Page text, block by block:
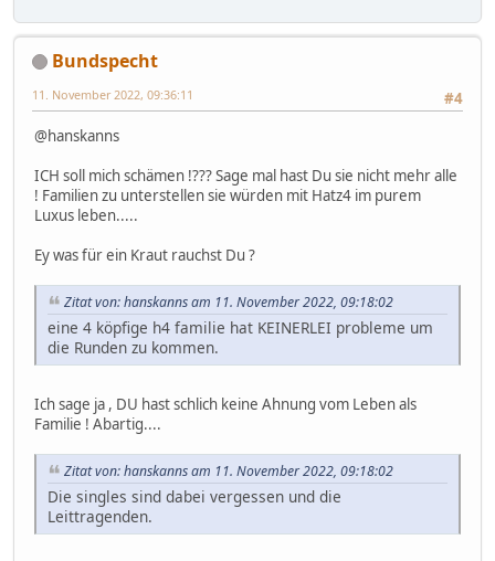
Bundspecht
#4
11. November 2022, 09:36:11
@hanskanns
ICH soll mich schämen !??? Sage mal hast Du sie nicht mehr alle
! Familien zu unterstellen sie würden mit Hatz4 im purem
Luxus leben.....
Ey was für ein Kraut rauchst Du ?
Zitat von: hanskanns am 11. November 2022, 09:18:02
eine 4 köpfige h4 familie hat KEINERLEI probleme um
die Runden zu kommen.
Ich sage ja , DU hast schlich keine Ahnung vom Leben als
Familie ! Abartig....
Zitat von: hanskanns am 11. November 2022, 09:18:02
Die singles sind dabei vergessen und die
Leittragenden.